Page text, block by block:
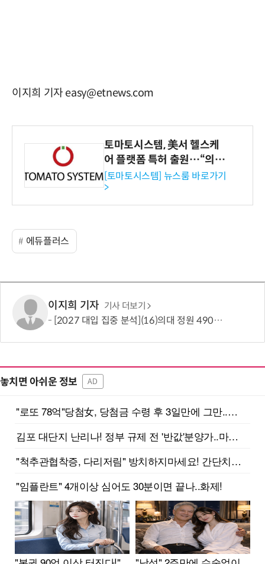
이지희 기자 easy@etnews.com
토마토시스템, 美서 헬스케
어 플랫폼 특허 출원…“의료
기관·보험사 공략”
[토마토시스템] 뉴스룸 바로가기
>
에듀플러스
이지희 기자 기사 더보기
[2027 대입 집중 분석](16)의대 정원 490명 늘었지만…서울·수도권은 전형 변화에 주목
놓치면 아쉬운 정보 AD